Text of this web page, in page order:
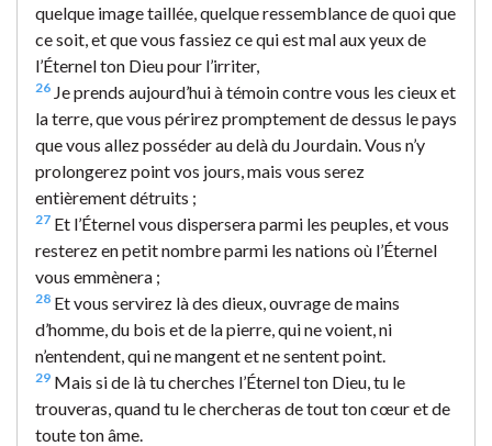
quelque image taillée, quelque ressemblance de quoi que
ce soit, et que vous fassiez ce qui est mal aux yeux de
l’Éternel ton Dieu pour l’irriter,
26 Je prends aujourd’hui à témoin contre vous les cieux et
la terre, que vous périrez promptement de dessus le pays
que vous allez posséder au delà du Jourdain. Vous n’y
prolongerez point vos jours, mais vous serez
entièrement détruits ;
27 Et l’Éternel vous dispersera parmi les peuples, et vous
resterez en petit nombre parmi les nations où l’Éternel
vous emmènera ;
28 Et vous servirez là des dieux, ouvrage de mains
d’homme, du bois et de la pierre, qui ne voient, ni
n’entendent, qui ne mangent et ne sentent point.
29 Mais si de là tu cherches l’Éternel ton Dieu, tu le
trouveras, quand tu le chercheras de tout ton cœur et de
toute ton âme.